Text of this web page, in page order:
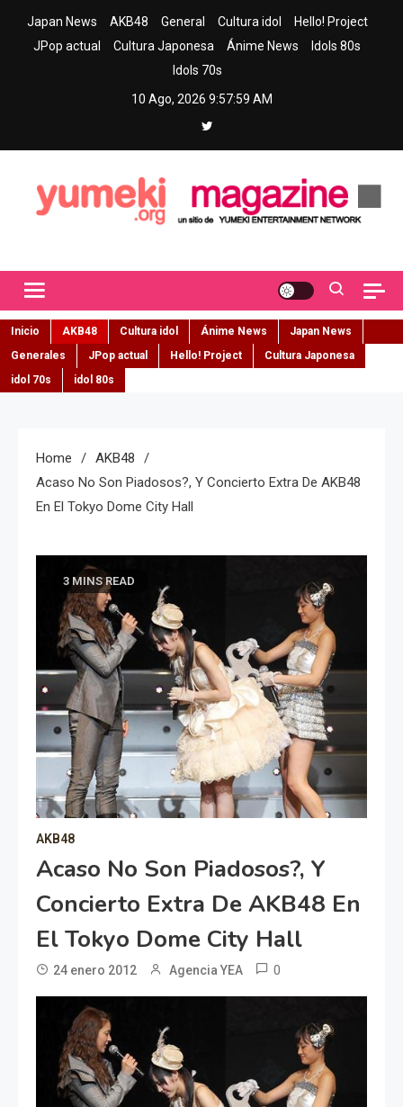
Japan News AKB48 General Cultura idol
Hello! Project
JPop actual
Cultura Japonesa Ánime News
Idols 80s
Idols 70s
10 Ago, 2026 9:58:01 AM
Inicio AKB48 Cultura idol Ánime News
Japan News
Generales
JPop actual Hello! Project
Cultura Japonesa
idol 70s
idol 80s
Home
AKB48
Acaso No Son Piadosos?, Y Concierto Extra De AKB48
En El Tokyo Dome City Hall
3 MINS READ
AKB48
Acaso No Son Piadosos?, Y
Concierto Extra De AKB48 En
El Tokyo Dome City Hall
24 enero 2012 Agencia YEA 0